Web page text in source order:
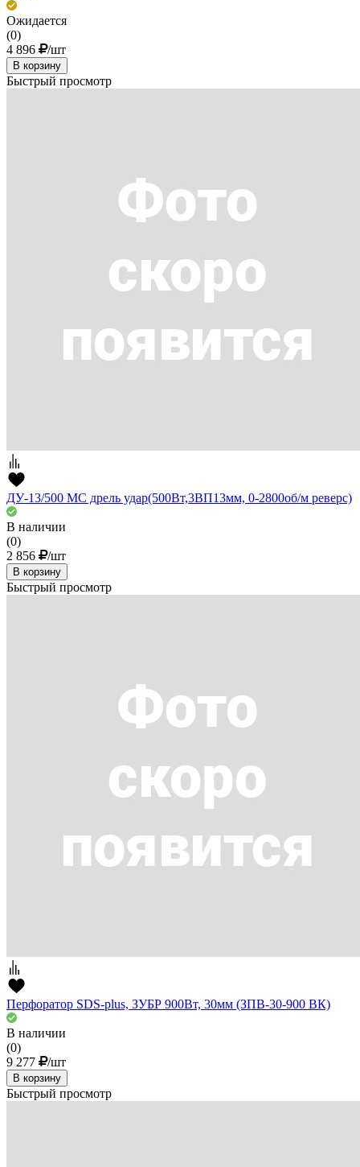
Ожидается
(0)
4 896
/шт
В корзину
Быстрый просмотр
ДУ-13/500 МС дрель удар(500Вт,3ВП13мм, 0-2800об/м реверс)
В наличии
(0)
2 856
/шт
В корзину
Быстрый просмотр
Перфоратор SDS-plus, ЗУБР 900Вт, 30мм (ЗПВ-30-900 ВК)
В наличии
(0)
9 277
/шт
В корзину
Быстрый просмотр